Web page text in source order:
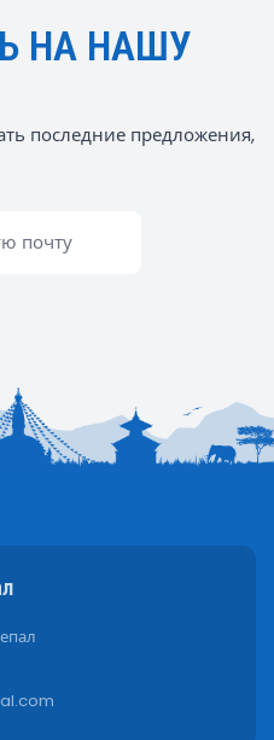
НА НАШУ
последние предложения,